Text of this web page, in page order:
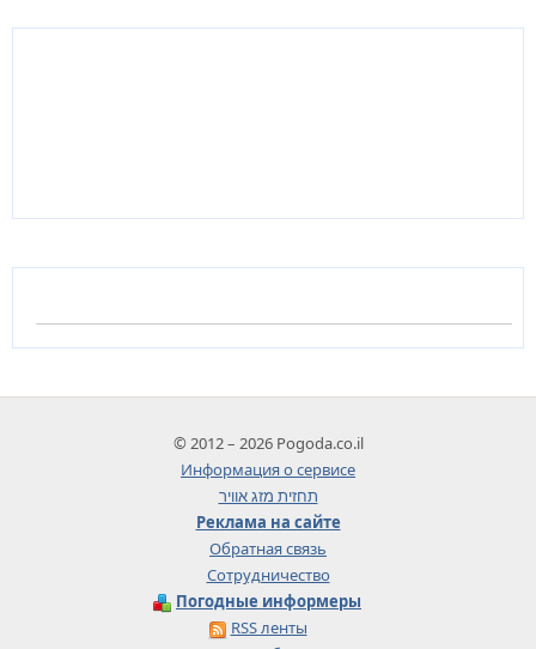
© 2012 – 2026 Pogoda.co.il
Информация о сервисе
תחזית מזג אוויר
Реклама на сайте
Обратная связь
Сотрудничество
Погодные информеры
RSS ленты